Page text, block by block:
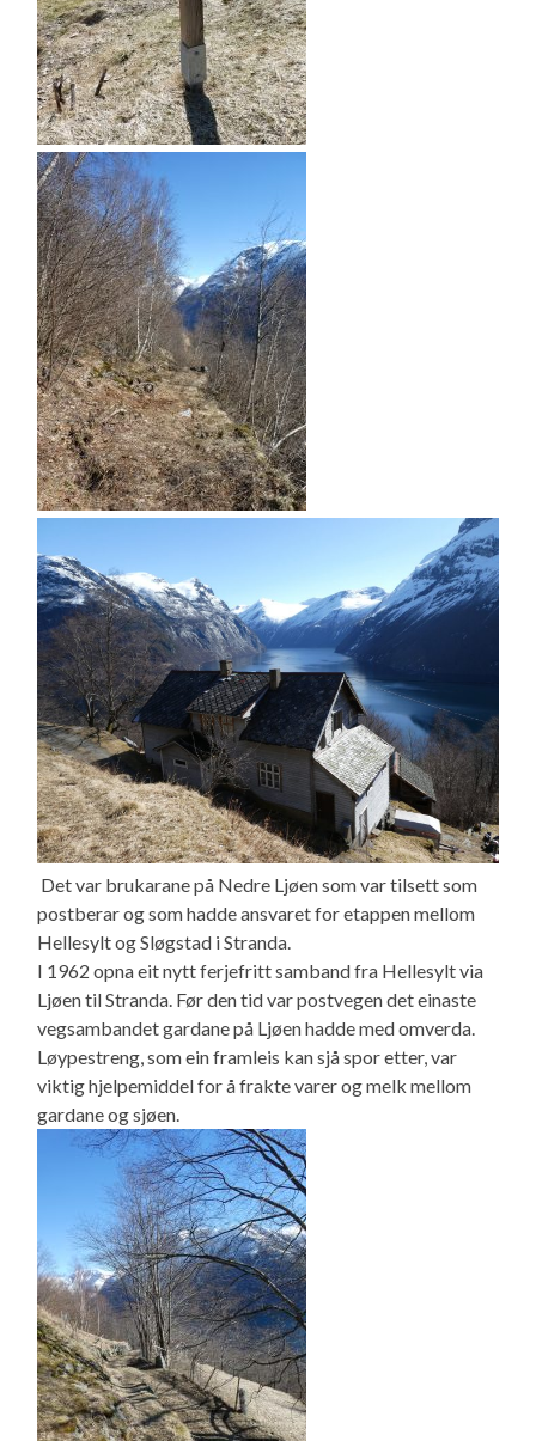
Det var brukarane på Nedre Ljøen som var tilsett som
postberar og som hadde ansvaret for etappen mellom
Hellesylt og Sløgstad i Stranda.
I 1962 opna eit nytt ferjefritt samband fra Hellesylt via
Ljøen til Stranda. Før den tid var postvegen det einaste
vegsambandet gardane på Ljøen hadde med omverda.
Løypestreng, som ein framleis kan sjå spor etter, var
viktig hjelpemiddel for å frakte varer og melk mellom
gardane og sjøen.